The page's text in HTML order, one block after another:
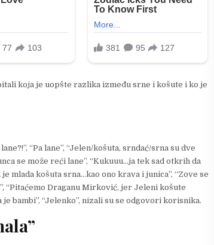
koja je uopšte razlika između srne i košute i ko je
“Pa lane”, “Jelen/košuta, srndać/srna su dve
se može reći lane”, “Kukuuu…ja tek sad otkrih da
mlada košuta srna…kao ono krava i junica”, “Zove se
“Pitaćemo Draganu Mirković, jer Jeleni košute
bambi”, “Jelenko”, nizali su se odgovori korisnika.